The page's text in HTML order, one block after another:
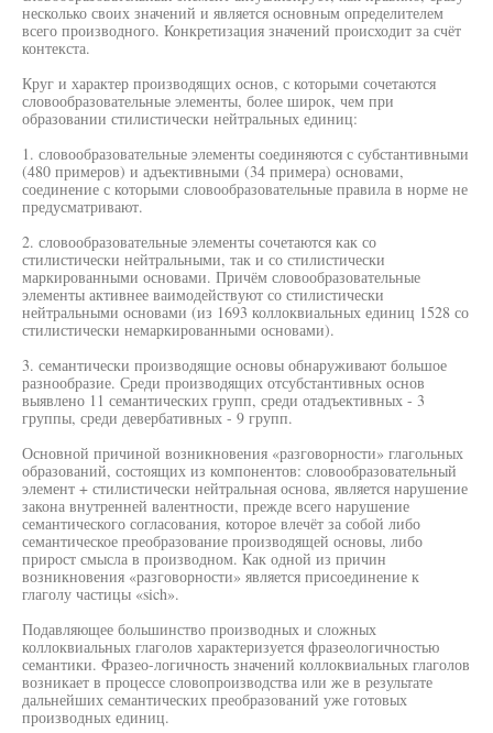
несколько своих значений и является основным определителем
всего производного. Конкретизация значений происходит за счёт
контекста.
Круг и характер производящих основ, с которыми сочетаются
словообразовательные элементы, более широк, чем при
образовании стилистически нейтральных единиц:
1. словообразовательные элементы соединяются с субстантивными
(480 примеров) и адъективными (34 примера) основами,
соединение с которыми словообразовательные правила в норме не
предусматривают.
2. словообразовательные элементы сочетаются как со
стилистически нейтральными, так и со стилистически
маркированными основами. Причём словообразовательные
элементы активнее ваимодействуют со стилистически
нейтральными основами (из 1693 коллоквиальных единиц 1528 со
стилистически немаркированными основами).
3. семантически производящие основы обнаруживают большое
разнообразие. Среди производящих отсубстантивных основ
выявлено 11 семантических групп, среди отадъективных - 3
группы, среди девербативных - 9 групп.
Основной причиной возникновения «разговорности» глагольных
образований, состоящих из компонентов: словообразовательный
элемент + стилистически нейтральная основа, является нарушение
закона внутренней валентности, прежде всего нарушение
семантического согласования, которое влечёт за собой либо
семантическое преобразование производящей основы, либо
прирост смысла в производном. Как одной из причин
возникновения «разговорности» является присоединение к
глаголу частицы «sich».
Подавляющее большинство производных и сложных
коллоквиальных глаголов характеризуется фразеологичностью
семантики. Фразео-логичность значений коллоквиальных глаголов
возникает в процессе словопроизводства или же в результате
дальнейших семантических преобразований уже готовых
производных единиц.